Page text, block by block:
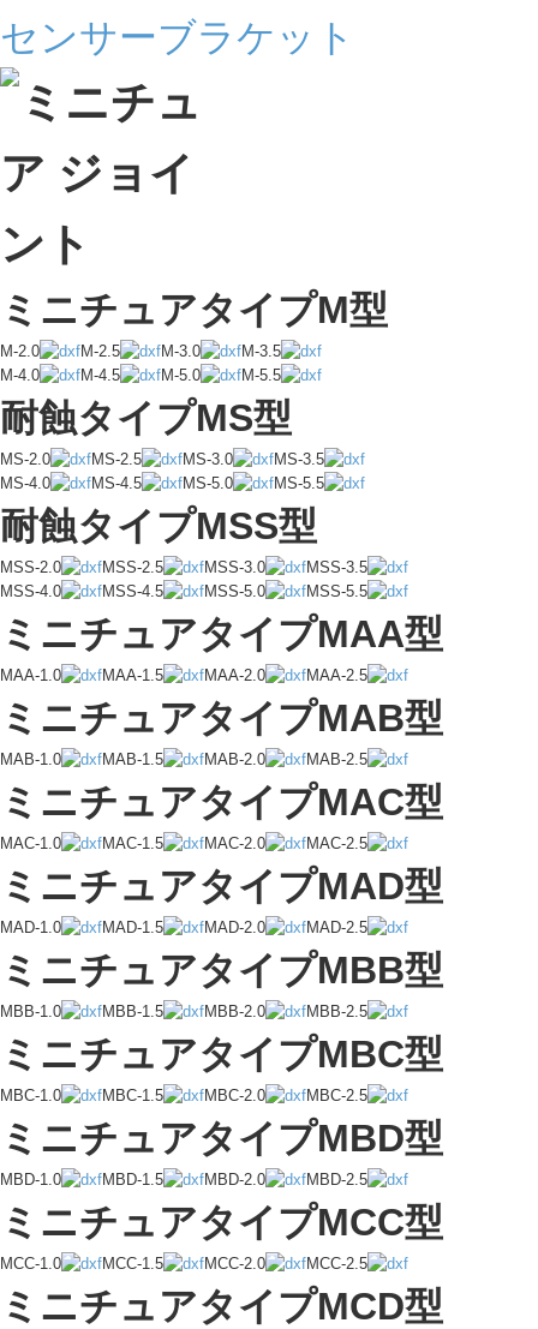
センサーブラケット
ミニチュアタイプM型
M-2.0 M-2.5 M-3.0
M-3.5
M-4.0
M-4.5 M-5.0 M-5.5
耐蝕タイプMS型
MS-2.0 MS-2.5 MS-3.0
MS-3.5
MS-4.0
MS-4.5 MS-5.0 MS-5.5
耐蝕タイプMSS型
MSS-2.0 MSS-2.5 MSS-3.0
MSS-3.5
MSS-4.0
MSS-4.5 MSS-5.0 MSS-5.5
ミニチュアタイプMAA型
MAA-1.0 MAA-1.5 MAA-2.0 MAA-2.5
ミニチュアタイプMAB型
MAB-1.0 MAB-1.5 MAB-2.0 MAB-2.5
ミニチュアタイプMAC型
MAC-1.0 MAC-1.5 MAC-2.0 MAC-2.5
ミニチュアタイプMAD型
MAD-1.0 MAD-1.5 MAD-2.0 MAD-2.5
ミニチュアタイプMBB型
MBB-1.0 MBB-1.5 MBB-2.0 MBB-2.5
ミニチュアタイプMBC型
MBC-1.0 MBC-1.5 MBC-2.0 MBC-2.5
ミニチュアタイプMBD型
MBD-1.0 MBD-1.5 MBD-2.0 MBD-2.5
ミニチュアタイプMCC型
MCC-1.0 MCC-1.5 MCC-2.0 MCC-2.5
ミニチュアタイプMCD型